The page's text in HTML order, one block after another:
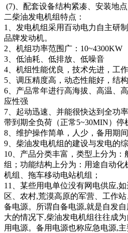
(7)、配套设备结构紧凑、安装地
二柴油发电机组特点：
1、发电机组采用百动电力自主研
品牌发动机。
2、机组功率范围广：10~4300KW
3、低油耗、低排放、低噪音
4、机组性能优良，技术先进，工
5、调压精度高，动态性能好，结
6、产品常年进行高海拔、高温、
应性强
7、起动迅速、并能很快达到全功
带到期全负荷（正常5~30MIN）停
8、维护操作简单，人少，备用期
9、柴油发电机组的建设与发电的
10、产品分类丰富，类型上分为
组；功能结构上分为：用途自动
机组、拖车移动电站机组；
11、某些用电单位没有网电供应,
区、农村,荒漠高原的军营、工作
备电源。所谓自备电源,就是自发
大的情况下,柴油发电机组往往成
用电源。备用电源也称应急电源,